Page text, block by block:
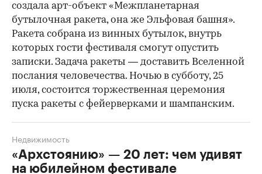
создала арт-объект «Межпланетарная
бутылочная ракета, она же Эльфовая башня».
Ракета собрана из винных бутылок, внутрь
которых гости фестиваля смогут опустить
записки. Задача ракеты — доставить Вселенной
послания человечества. Ночью в субботу, 25
июля, состоится торжественная церемония
пуска ракеты с фейерверками и шампанским.
«Архстоянию» — 20 лет: чем удивят
на юбилейном фестивале
Недвижимость